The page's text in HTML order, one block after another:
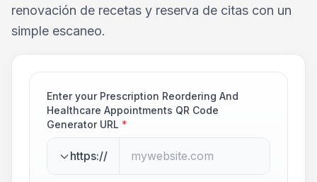
renovación de recetas y reserva de citas con un
simple escaneo.
Enter your Prescription Reordering And
Healthcare Appointments QR Code
Generator URL *
https://